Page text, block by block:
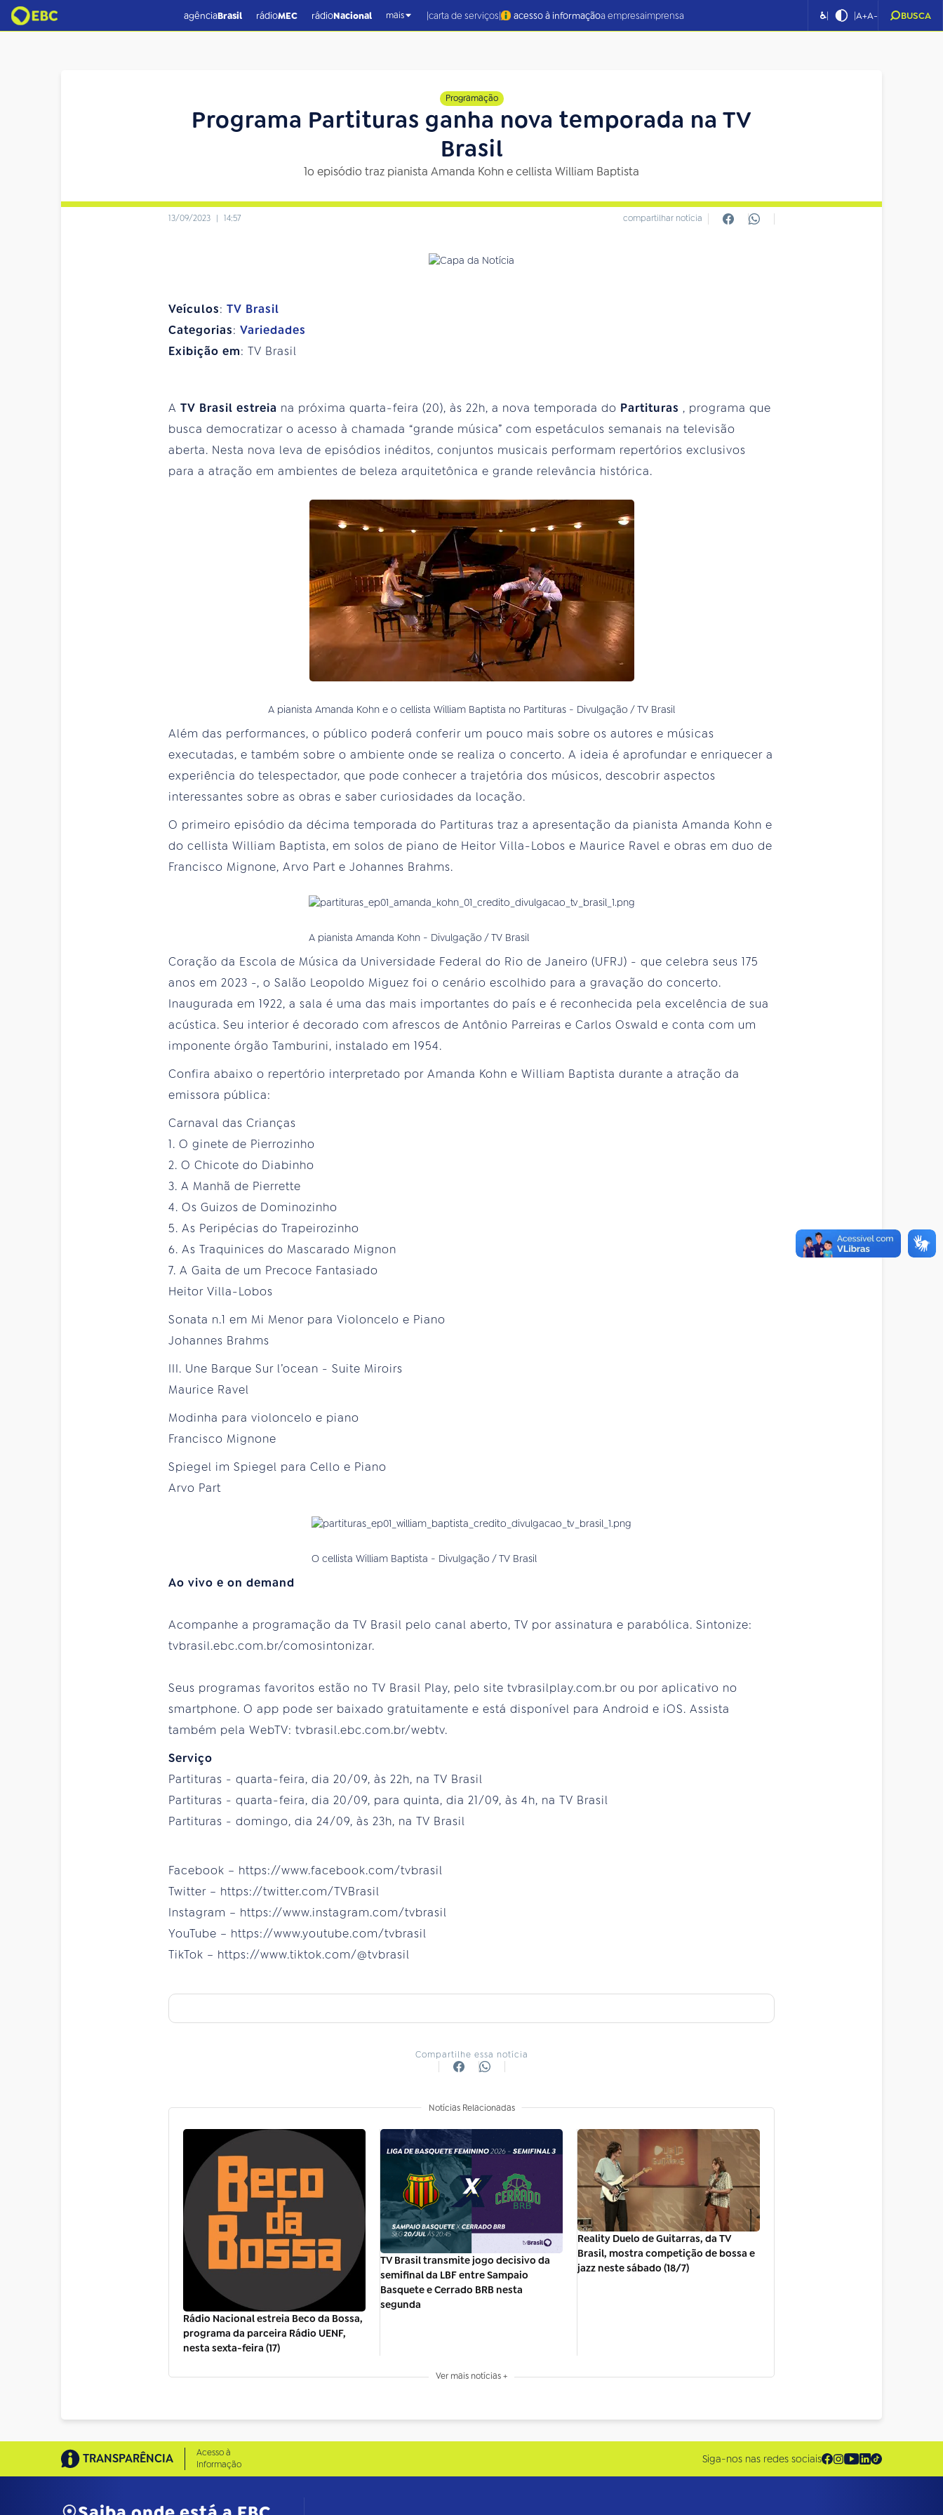
agênciaBrasil rádioMEC rádioNacional mais |carta de serviços| acesso à informaçãoa empresaimprensa ♿| |A+A- BUSCA
Programação
Programa Partituras ganha nova temporada na TV
Brasil
1o episódio traz pianista Amanda Kohn e cellista William Baptista
13/09/2023 | 14:57 compartilhar notícia
Veículos: TV Brasil
Categorias: Variedades
Exibição em: TV Brasil
A TV Brasil estreia na próxima quarta-feira (20), às 22h, a nova temporada do Partituras , programa que
busca democratizar o acesso à chamada “grande música” com espetáculos semanais na televisão
aberta. Nesta nova leva de episódios inéditos, conjuntos musicais performam repertórios exclusivos
para a atração em ambientes de beleza arquitetônica e grande relevância histórica.
A pianista Amanda Kohn e o cellista William Baptista no Partituras - Divulgação / TV Brasil
Além das performances, o público poderá conferir um pouco mais sobre os autores e músicas
executadas, e também sobre o ambiente onde se realiza o concerto. A ideia é aprofundar e enriquecer a
experiência do telespectador, que pode conhecer a trajetória dos músicos, descobrir aspectos
interessantes sobre as obras e saber curiosidades da locação.
O primeiro episódio da décima temporada do Partituras traz a apresentação da pianista Amanda Kohn e
do cellista William Baptista, em solos de piano de Heitor Villa-Lobos e Maurice Ravel e obras em duo de
Francisco Mignone, Arvo Part e Johannes Brahms.
A pianista Amanda Kohn - Divulgação / TV Brasil
Coração da Escola de Música da Universidade Federal do Rio de Janeiro (UFRJ) - que celebra seus 175
anos em 2023 -, o Salão Leopoldo Miguez foi o cenário escolhido para a gravação do concerto.
Inaugurada em 1922, a sala é uma das mais importantes do país e é reconhecida pela excelência de sua
acústica. Seu interior é decorado com afrescos de Antônio Parreiras e Carlos Oswald e conta com um
imponente órgão Tamburini, instalado em 1954.
Confira abaixo o repertório interpretado por Amanda Kohn e William Baptista durante a atração da
emissora pública:
Carnaval das Crianças
1. O ginete de Pierrozinho
2. O Chicote do Diabinho
3. A Manhã de Pierrette
4. Os Guizos de Dominozinho
5. As Peripécias do Trapeirozinho
6. As Traquinices do Mascarado Mignon
7. A Gaita de um Precoce Fantasiado
Heitor Villa-Lobos
Sonata n.1 em Mi Menor para Violoncelo e Piano
Johannes Brahms
III. Une Barque Sur l’ocean - Suite Miroirs
Maurice Ravel
Modinha para violoncelo e piano
Francisco Mignone
Spiegel im Spiegel para Cello e Piano
Arvo Part
O cellista William Baptista - Divulgação / TV Brasil
Ao vivo e on demand
Acompanhe a programação da TV Brasil pelo canal aberto, TV por assinatura e parabólica. Sintonize:
tvbrasil.ebc.com.br/comosintonizar.
Seus programas favoritos estão no TV Brasil Play, pelo site tvbrasilplay.com.br ou por aplicativo no
smartphone. O app pode ser baixado gratuitamente e está disponível para Android e iOS. Assista
também pela WebTV: tvbrasil.ebc.com.br/webtv.
Serviço
Partituras - quarta-feira, dia 20/09, às 22h, na TV Brasil
Partituras - quarta-feira, dia 20/09, para quinta, dia 21/09, às 4h, na TV Brasil
Partituras - domingo, dia 24/09, às 23h, na TV Brasil
Facebook – https://www.facebook.com/tvbrasil
Twitter – https://twitter.com/TVBrasil
Instagram – https://www.instagram.com/tvbrasil
YouTube – https://www.youtube.com/tvbrasil
TikTok – https://www.tiktok.com/@tvbrasil
Compartilhe essa notícia
Notícias Relacionadas
Rádio Nacional estreia Beco da Bossa,
programa da parceira Rádio UENF,
nesta sexta-feira (17)
TV Brasil transmite jogo decisivo da
semifinal da LBF entre Sampaio
Basquete e Cerrado BRB nesta
segunda
Reality Duelo de Guitarras, da TV
Brasil, mostra competição de bossa e
jazz neste sábado (18/7)
Ver mais notícias +
TRANSPARÊNCIA
Acesso à
Informação
Siga-nos nas redes sociais